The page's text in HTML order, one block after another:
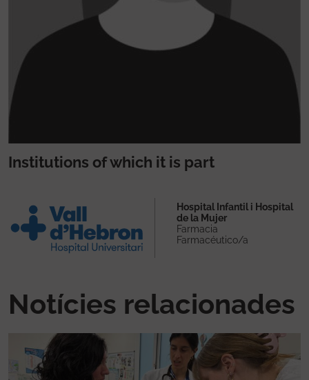
Institutions of which it is part
Hospital Infantil i Hospital
de la Mujer
Farmacia
Farmacéutico/a
Notícies relacionades